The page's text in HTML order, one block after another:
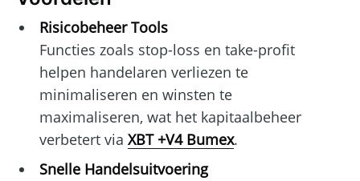
Risicobeheer Tools
Functies zoals stop-loss en take-profit
helpen handelaren verliezen te
minimaliseren en winsten te
maximaliseren, wat het kapitaalbeheer
verbetert via XBT +V4 Bumex.
Snelle Handelsuitvoering